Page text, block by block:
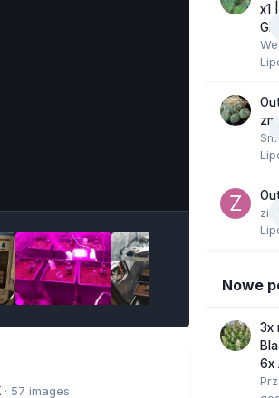
· 57 images
x1
Nowe
3x
6x